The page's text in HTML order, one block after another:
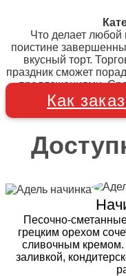
Что делает
поистине
вкусный торт.
праздник сможет
предложениями.
Как
Песочно-
грецким орехом
сливочным кремом.
заливкой,